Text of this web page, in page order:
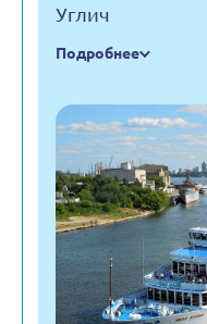
Углич
Подробнее